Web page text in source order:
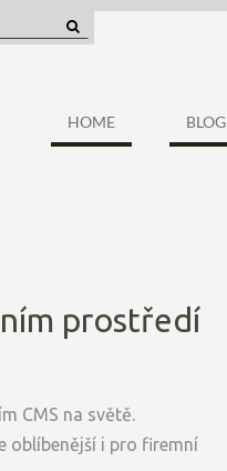
HOME BLOG
prostředí
CMS na světě.
oblíbenější i pro firemní